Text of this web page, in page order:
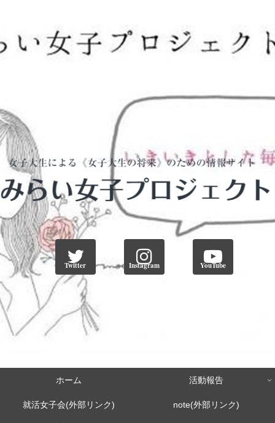
Twitter Instagram YouTube
ホーム 活動報告
就活女子会(外部リンク) note(外部リンク)